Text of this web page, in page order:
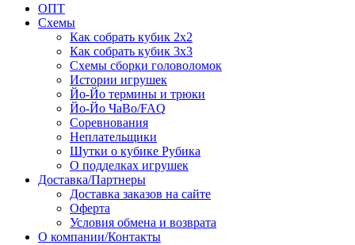
ОПТ
Схемы
Как собрать кубик 2х2
Как собрать кубик 3х3
Схемы сборки головоломок
Истории игрушек
Йо-Йо термины и трюки
Йо-Йо ЧаВо/FAQ
Соревнования
Неплательщики
Шутки о кубике Рубика
О подделках игрушек
Доставка/Партнеры
Доставка заказов на сайте
Оферта
Условия обмена и возврата
О компании/Контакты